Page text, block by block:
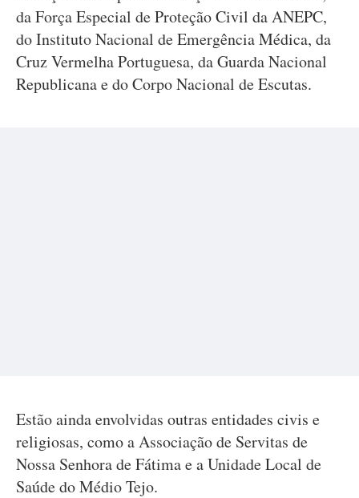
da Força Especial de Proteção Civil da ANEPC,
do Instituto Nacional de Emergência Médica, da
Cruz Vermelha Portuguesa, da Guarda Nacional
Republicana e do Corpo Nacional de Escutas.
Estão ainda envolvidas outras entidades civis e
religiosas, como a Associação de Servitas de
Nossa Senhora de Fátima e a Unidade Local de
Saúde do Médio Tejo.